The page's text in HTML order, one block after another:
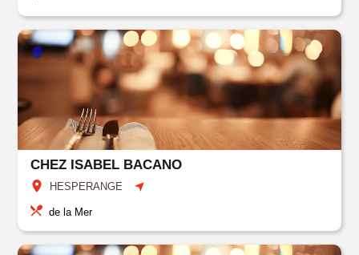
CHEZ ISABEL BACANO
HESPERANGE
de la Mer